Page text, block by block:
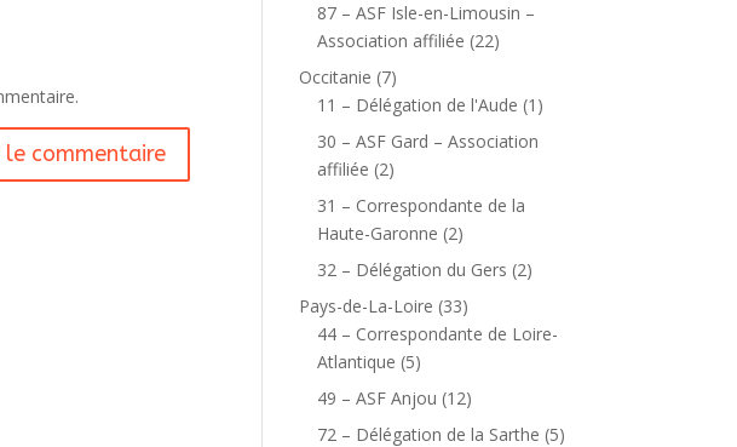
87 – ASF Isle-en-Limousin –
Association affiliée (22)
Occitanie (7)
11 – Délégation de l'Aude (1)
30 – ASF Gard – Association
affiliée (2)
31 – Correspondante de la
Haute-Garonne (2)
32 – Délégation du Gers (2)
Pays-de-La-Loire (33)
44 – Correspondante de Loire-
Atlantique (5)
49 – ASF Anjou (12)
72 – Délégation de la Sarthe (5)